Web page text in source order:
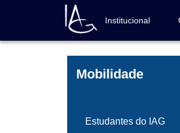
conteúdo
Navegação
principal
Institucional
Mobilidade
Estudantes do IAG